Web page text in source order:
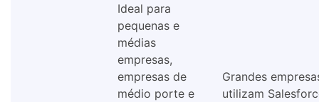
Ideal para
pequenas e
médias
empresas,
empresas de
médio porte e
Grandes
utilizam